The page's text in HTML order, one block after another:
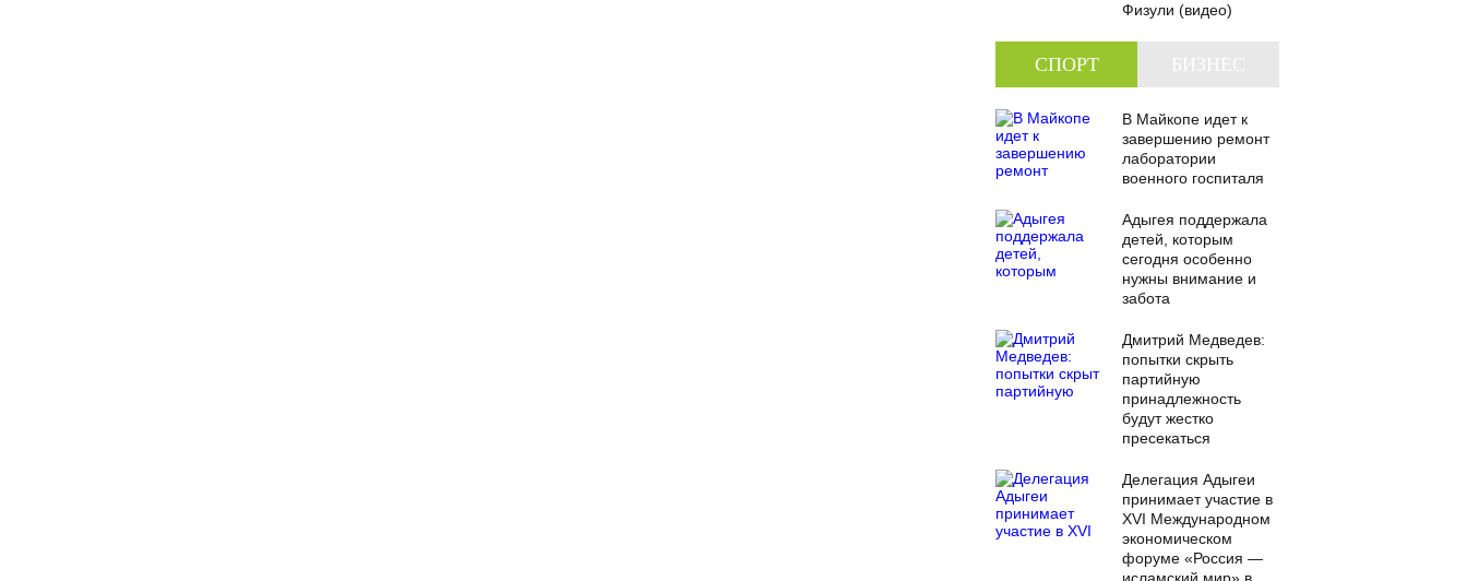
Физули (видео)
СПОРТ
В Майкопе идет к
завершению ремонт
лаборатории
военного госпиталя
Адыгея поддержала
детей, которым
сегодня особенно
нужны внимание и
забота
Дмитрий Медведев:
попытки скрыть
партийную
принадлежность
будут жестко
пресекаться
Делегация Адыгеи
принимает участие в
XVI Международном
экономическом
форуме «Россия —